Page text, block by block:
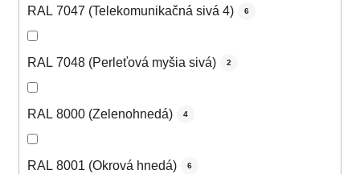
RAL 7047 (Telekomunikačná sivá 4) 6
RAL 7048 (Perleťová myšia sivá) 2
RAL 8000 (Zelenohnedá) 4
RAL 8001 (Okrová hnedá) 6